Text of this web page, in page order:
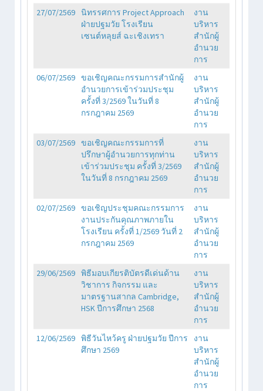
27/07/2569 นิทรรศการ Project Approach
ฝ่ายปฐมวัย โรงเรียน
เซนต์หลุยส์ ฉะเชิงเทรา
งาน
บริหาร
สำนักผู้
อำนวย
การ
06/07/2569 ขอเชิญคณะกรรมการสำนักผู้
อำนวยการเข้าร่วมประชุม
ครั้งที่ 3/2569 ในวันที่ 8
กรกฎาคม 2569
งาน
บริหาร
สำนักผู้
อำนวย
การ
03/07/2569 ขอเชิญคณะกรรมการที่
ปรึกษาผู้อำนวยการทุกท่าน
เข้าร่วมประชุม ครั้งที่ 3/2569
ในวันที่ 8 กรกฎาคม 2569
งาน
บริหาร
สำนักผู้
อำนวย
การ
02/07/2569 ขอเชิญประชุมคณะกรรมการ
งานประกันคุณภาพภายใน
โรงเรียน ครั้งที่ 1/2569 วันที่ 2
กรกฎาคม 2569
งาน
บริหาร
สำนักผู้
อำนวย
การ
29/06/2569 พิธีมอบเกียรติบัตรดีเด่นด้าน
วิชาการ กิจกรรม และ
มาตรฐานสากล Cambridge,
HSK ปีการศึกษา 2568
งาน
บริหาร
สำนักผู้
อำนวย
การ
12/06/2569 พิธีวันไหว้ครู ฝ่ายปฐมวัย ปีการ
ศึกษา 2569
งาน
บริหาร
สำนักผู้
อำนวย
การ